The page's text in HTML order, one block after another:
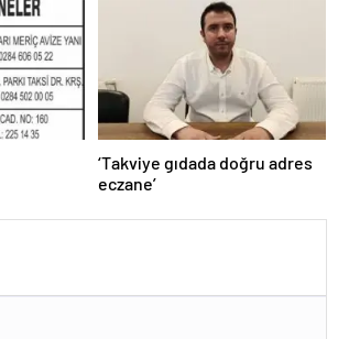
‘Takviye gıdada doğru adres
eczane’